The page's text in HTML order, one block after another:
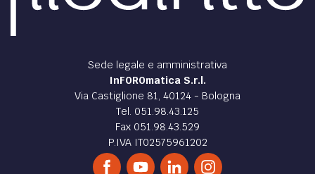
Sede legale e amministrativa
InFOROmatica S.r.l.
Via Castiglione 81, 40124 - Bologna
Tel. 051.98.43.125
Fax 051.98.43.529
P.IVA IT02575961202